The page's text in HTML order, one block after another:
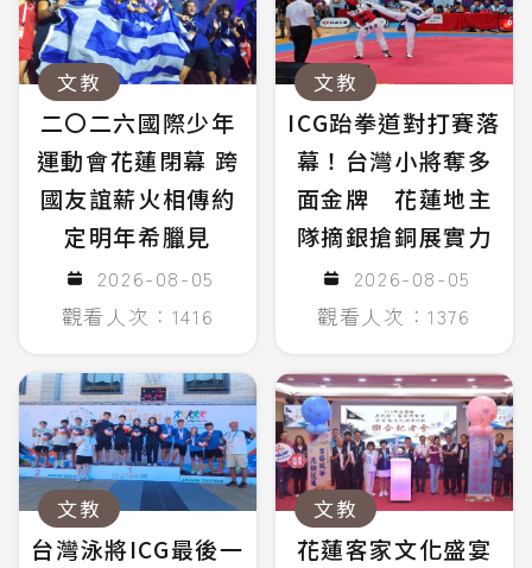
文教
二〇二六國際少年
運動會花蓮閉幕 跨
國友誼薪火相傳約
定明年希臘見
2026-08-05
觀看人次：1416
文教
ICG跆拳道對打賽落
幕！台灣小將奪多
面金牌 花蓮地主
隊摘銀搶銅展實力
2026-08-05
觀看人次：1376
文教
台灣泳將ICG最後一
文教
花蓮客家文化盛宴